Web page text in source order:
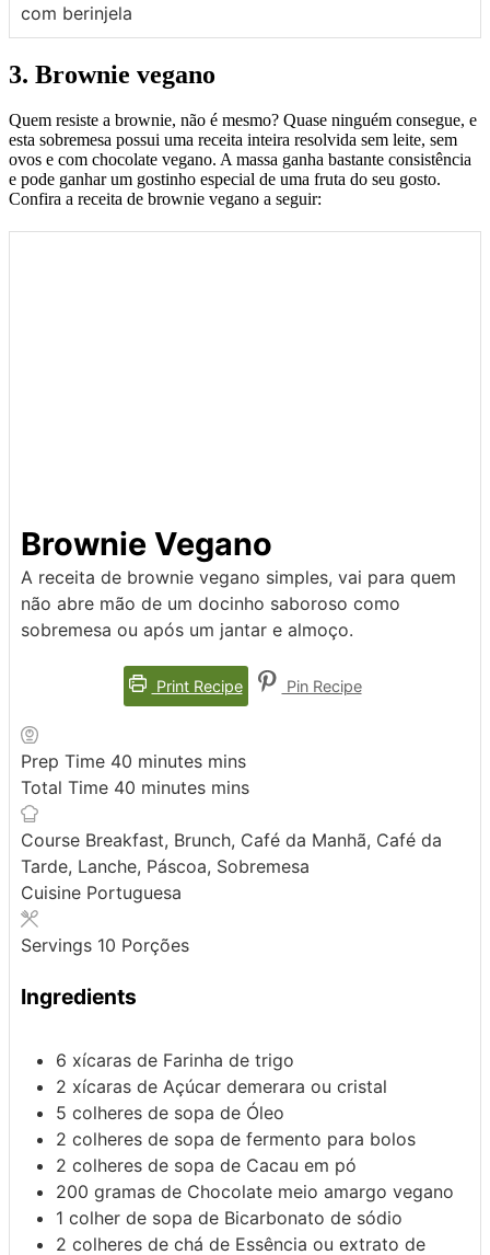
com berinjela
3. Brownie vegano
Quem resiste a brownie, não é mesmo? Quase ninguém consegue, e
esta sobremesa possui uma receita inteira resolvida sem leite, sem
ovos e com chocolate vegano. A massa ganha bastante consistência
e pode ganhar um gostinho especial de uma fruta do seu gosto.
Confira a receita de brownie vegano a seguir:
Brownie Vegano
A receita de brownie vegano simples, vai para quem
não abre mão de um docinho saboroso como
sobremesa ou após um jantar e almoço.
Print Recipe Pin Recipe
Prep Time 40 minutes mins
Total Time 40 minutes mins
Course Breakfast, Brunch, Café da Manhã, Café da
Tarde, Lanche, Páscoa, Sobremesa
Cuisine Portuguesa
Servings 10 Porções
Ingredients
6 xícaras de Farinha de trigo
2 xícaras de Açúcar demerara ou cristal
5 colheres de sopa de Óleo
2 colheres de sopa de fermento para bolos
2 colheres de sopa de Cacau em pó
200 gramas de Chocolate meio amargo vegano
1 colher de sopa de Bicarbonato de sódio
2 colheres de chá de Essência ou extrato de